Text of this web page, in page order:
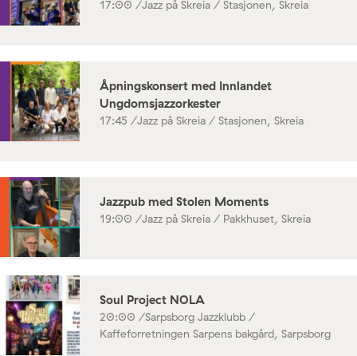
17:00 /Jazz på Skreia / Stasjonen, Skreia
Åpningskonsert med Innlandet
Ungdomsjazzorkester
17:45 /Jazz på Skreia / Stasjonen, Skreia
Jazzpub med Stolen Moments
19:00 /Jazz på Skreia / Pakkhuset, Skreia
Soul Project NOLA
20:00 /Sarpsborg Jazzklubb /
Kaffeforretningen Sarpens bakgård, Sarpsborg